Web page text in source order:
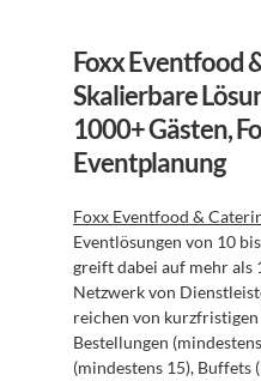
Foxx Eventfood
Skalierbare
1000+ Gästen,
Eventplanung
Foxx Eventfood &
Eventlösungen von 10
greift dabei auf mehr als
Netzwerk von
reichen von
Bestellungen
(mindestens 15), Buffets